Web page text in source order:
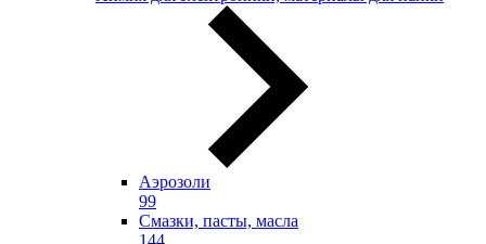
Аэрозоли
99
Смазки, пасты, масла
144